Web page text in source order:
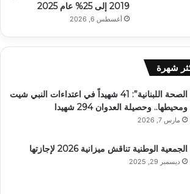
2019 إلى 25% عام 2025
أغسطس 6, 2026
شهرة
الصحة اللبنانية”: 41 شهيداً في اعتداءات النبي شيت
ومحيطها.. وحصيلة العدوان 294 شهيدا
مارس 7, 2026
الجمعية الوطنية تناقش ميزانية 2026 لإجازتها
ديسمبر 29, 2025